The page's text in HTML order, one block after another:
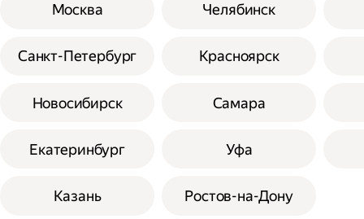
Москва
Санкт-Петербург
Новосибирск
Екатеринбург
Казань
Челябинск
Красноярск
Самара
Уфа
Ростов-на-Дону